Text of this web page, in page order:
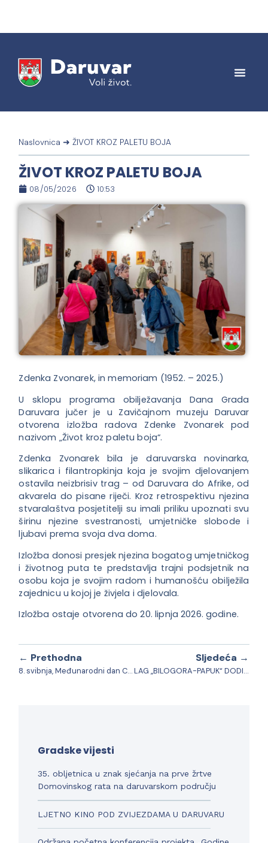
Naslovnica ➜ŽIVOT KROZ PALETU BOJA
ŽIVOT KROZ PALETU BOJA
08/05/2026 10:53
Zdenka Zvonarek, in memoriam (1952. – 2025.)
U sklopu programa obilježavanja Dana Grada
Daruvara jučer je u Zavičajnom muzeju Daruvar
otvorena izložba radova Zdenke Zvonarek pod
nazivom „Život kroz paletu boja“.
Zdenka Zvonarek bila je daruvarska novinarka,
slikarica i filantropkinja koja je svojim djelovanjem
ostavila neizbrisiv trag – od Daruvara do Afrike, od
akvarela do pisane riječi. Kroz retrospektivu njezina
stvaralaštva posjetitelji su imali priliku upoznati svu
širinu njezine svestranosti, umjetničke slobode i
ljubavi prema svoja dva doma.
Izložba donosi presjek njezina bogatog umjetničkog
i životnog puta te predstavlja trajni podsjetnik na
osobu koja je svojim radom i humanošću obilježila
zajednicu u kojoj je živjela i djelovala.
Izložba ostaje otvorena do 20. lipnja 2026. godine.
← Prethodna
8. svibnja, Međunarodni dan Crvenog križa
Sljedeća →
LAG „BILOGORA-PAPUK“ DODIJELIO 320.000,00 EURA BESPOVRATNIH SREDSTAVA ZA POLJOPRIVREDNA GOSPODARSTVA KROZ LAG NATJEČAJE IZ INTERVENCIJE 77.06. „POTPORA LEADER PRISTUPU“
Gradske vijesti
35. obljetnica u znak sjećanja na prve žrtve
Domovinskog rata na daruvarskom području
LJETNO KINO POD ZVIJEZDAMA U DARUVARU